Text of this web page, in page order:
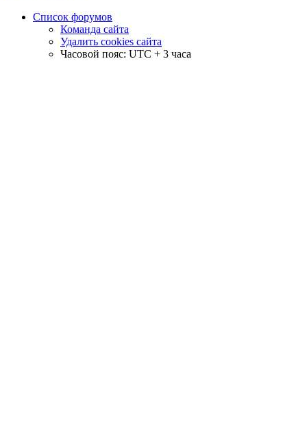
Список форумов
Команда сайта
Удалить cookies сайта
Часовой пояс: UTC + 3 часа